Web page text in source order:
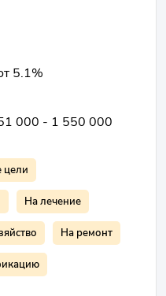
5.1%
000 - 1 550 000
На лечение
На ремонт